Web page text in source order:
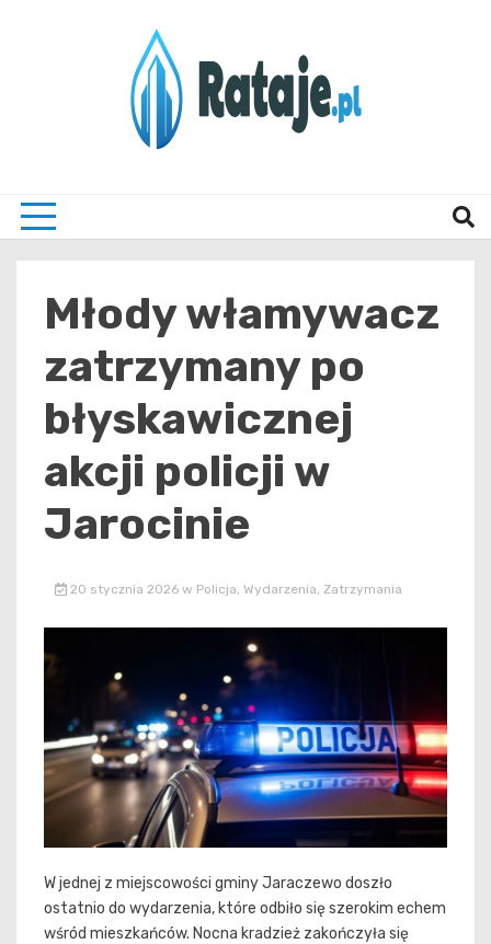
Młody włamywacz
zatrzymany po
błyskawicznej
akcji policji w
Jarocinie
20 stycznia 2026 w Policja, Wydarzenia, Zatrzymania
W jednej z miejscowości gminy Jaraczewo doszło
ostatnio do wydarzenia, które odbiło się szerokim echem
wśród mieszkańców. Nocna kradzież zakończyła się